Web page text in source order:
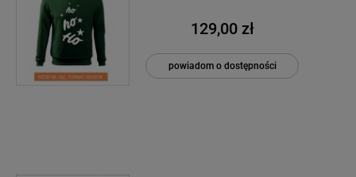
129,00 zł
powiadom o dostępności